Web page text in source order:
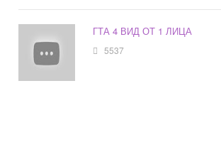
ГТА 4 ВИД ОТ 1 ЛИЦА
5537